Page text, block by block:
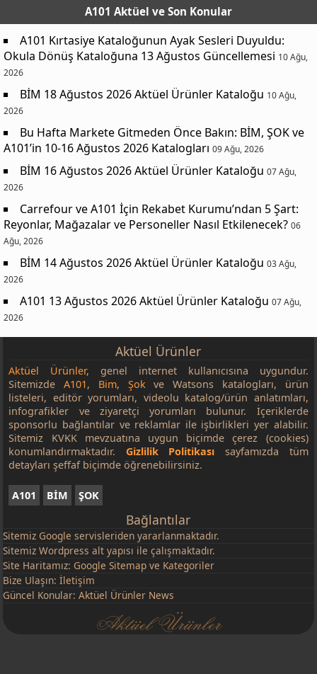
A101 Aktüel ve Son Konular
A101 Kırtasiye Kataloğunun Ayak Sesleri Duyuldu:
Okula Dönüş Kataloğuna 13 Ağustos Güncellemesi 10 Ağu,
2026
BİM 18 Ağustos 2026 Aktüel Ürünler Kataloğu 10 Ağu,
2026
Bu Hafta Markete Gitmeden Önce Bakın: BİM, ŞOK ve
A101’in 10-16 Ağustos 2026 Katalogları 09 Ağu, 2026
BİM 16 Ağustos 2026 Aktüel Ürünler Kataloğu 07 Ağu,
2026
Carrefour ve A101 İçin Rekabet Kurumu’ndan 5 Şart:
Reyonlar, Mağazalar ve Personeller Nasıl Etkilenecek? 06
Ağu, 2026
BİM 14 Ağustos 2026 Aktüel Ürünler Kataloğu 03 Ağu,
2026
A101 13 Ağustos 2026 Aktüel Ürünler Kataloğu 07 Ağu,
2026
Aktüel Ürünler
Aktüel Ürünler, genel internet kullanıcısına uygundur.
SitemizdeA101, Bim, Şok ve Watsons katalogları, ürün
listeleri, editör yorumları, videolu katalog/ürün anlatımları,
infografikler ve ziyaretçi yorumları bulunur. İçeriklerde
sponsorlu bağlantılar ve reklamlar ile işbirlikleri yer alabilir.
Sitemiz KVKK mevzuatına uygun biçimde çerez (cookies)
konumlandırmaktadır. Gizlilik Politikası sayfamızda tüm
detayları şeffaf biçimde öğrenebilirsiniz.
A101 BİM ŞOK
Bağlantılar
Sitemiz Google servisleriden yararlanmaktadır.
Sitemiz Wordpress alt yapısı ile çalışmaktadır.
Site Haritamız: Google Sitemap ve Kategoriler
Bize Ulaşın:İletişim
Güncel Konular:Aktüel Ürünler News